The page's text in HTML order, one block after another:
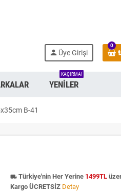
person Üye Girişi
0
YENILER
KAÇIRMA!
B-41
local_shipping Türkiye'nin Her Yerine 1499TL
Kargo ÜCRETSİZ Detay